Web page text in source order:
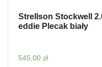
Strellson Stockwell
eddie Plecak biały
545,00 zł